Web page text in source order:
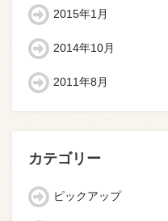
2015年1月
2014年10月
2011年8月
カテゴリー
ピックアップ